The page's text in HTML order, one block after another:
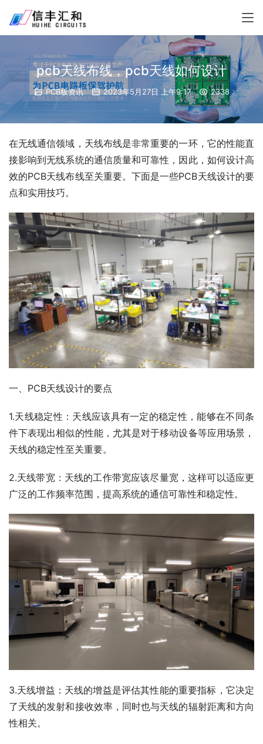
pcb天线布线，pcb天线如何设计
PCB板资讯 2023年5月27日 上午9:17 2338
在无线通信领域，天线布线是非常重要的一环，它的性能直
接影响到无线系统的通信质量和可靠性，因此，如何设计高
效的PCB天线布线至关重要。下面是一些PCB天线设计的要
点和实用技巧。
一、PCB天线设计的要点
1.天线稳定性：天线应该具有一定的稳定性，能够在不同条
件下表现出相似的性能，尤其是对于移动设备等应用场景，
天线的稳定性至关重要。
2.天线带宽：天线的工作带宽应该尽量宽，这样可以适应更
广泛的工作频率范围，提高系统的通信可靠性和稳定性。
3.天线增益：天线的增益是评估其性能的重要指标，它决定
了天线的发射和接收效率，同时也与天线的辐射距离和方向
性相关。